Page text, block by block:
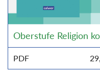
Oberstufe Religion
PDF